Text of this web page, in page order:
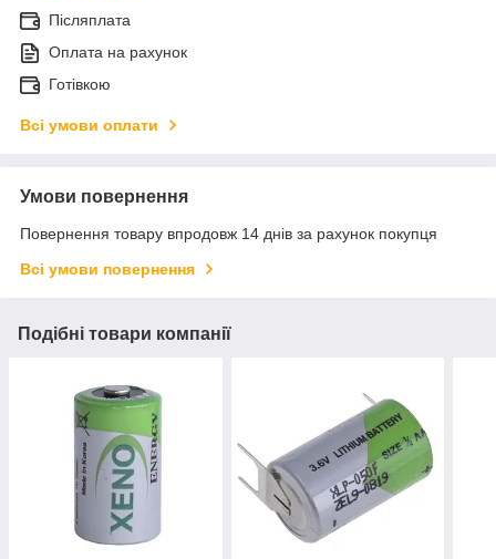
Післяплата
Оплата на рахунок
Готівкою
Всі умови оплати
Умови повернення
Повернення товару впродовж 14 днів за рахунок покупця
Всі умови повернення
Подібні товари компанії